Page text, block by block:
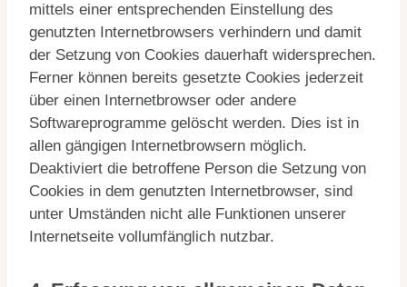
mittels einer entsprechenden Einstellung des
genutzten Internetbrowsers verhindern und damit
der Setzung von Cookies dauerhaft widersprechen.
Ferner können bereits gesetzte Cookies jederzeit
über einen Internetbrowser oder andere
Softwareprogramme gelöscht werden. Dies ist in
allen gängigen Internetbrowsern möglich.
Deaktiviert die betroffene Person die Setzung von
Cookies in dem genutzten Internetbrowser, sind
unter Umständen nicht alle Funktionen unserer
Internetseite vollumfänglich nutzbar.